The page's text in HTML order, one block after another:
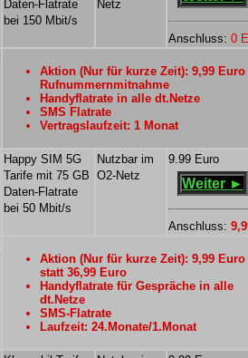
Daten-Flatrate
bei 150 Mbit/s
Netz
Anschluss: 0
Aktion (Nur für kurze Zeit): 9,99
Rufnummernmitnahme
Handyflatrate in alle dt.Netze
SMS Flatrate
Vertragslaufzeit: 1 Monat
Happy SIM 5G
Tarife mit 75 GB
Daten-Flatrate
bei 50 Mbit/s
Nutzbar im
O2-Netz
9.99 Euro
Weiter ►
Anschluss:
Aktion (Nur für kurze Zeit): 9,99 Euro
statt 36,99 Euro
Handyflatrate für Gespräche in alle
dt.Netze
SMS-Flatrate
Laufzeit: 24.Monate/1.Monat